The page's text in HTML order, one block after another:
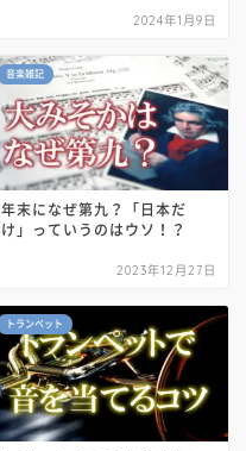
2024年1月9日
音楽雑記
年末になぜ第九？「日本だ
け」っていうのはウソ！？
2023年12月27日
トランペット